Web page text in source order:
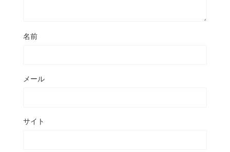
名前
メール
サイト